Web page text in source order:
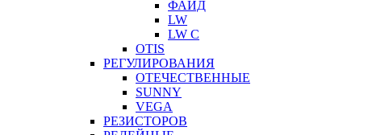
ФАИД
LW
LW C
OTIS
РЕГУЛИРОВАНИЯ
ОТЕЧЕСТВЕННЫЕ
SUNNY
VEGA
РЕЗИСТОРОВ